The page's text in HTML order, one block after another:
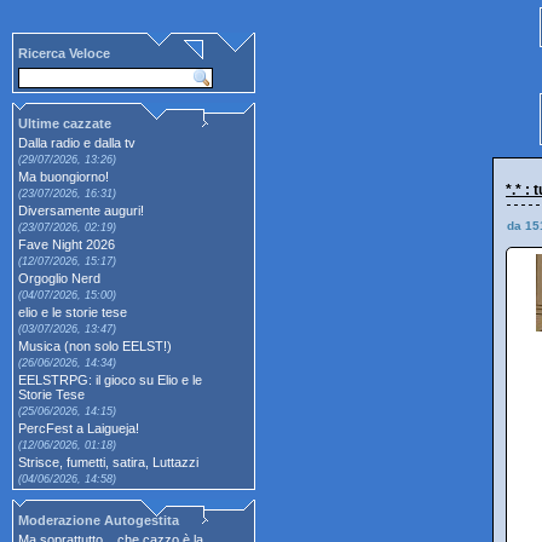
Ricerca Veloce
Ultime cazzate
Dalla radio e dalla tv
(29/07/2026, 13:26)
Ma buongiorno!
(23/07/2026, 16:31)
Diversamente auguri!
(23/07/2026, 02:19)
Fave Night 2026
(12/07/2026, 15:17)
Orgoglio Nerd
(04/07/2026, 15:00)
elio e le storie tese
(03/07/2026, 13:47)
Musica (non solo EELST!)
(26/06/2026, 14:34)
EELSTRPG: il gioco su Elio e le
Storie Tese
(25/06/2026, 14:15)
PercFest a Laigueja!
(12/06/2026, 01:18)
Strisce, fumetti, satira, Luttazzi
(04/06/2026, 14:58)
Moderazione Autogestita
*.* :
da